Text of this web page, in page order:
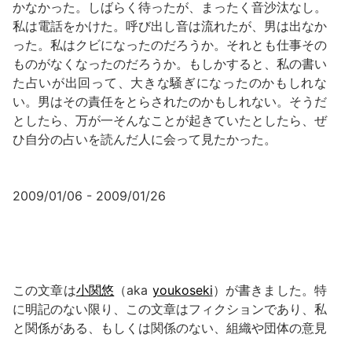
かなかった。しばらく待ったが、まったく音沙汰なし。
私は電話をかけた。呼び出し音は流れたが、男は出なか
った。私はクビになったのだろうか。それとも仕事その
ものがなくなったのだろうか。もしかすると、私の書い
た占いが出回って、大きな騒ぎになったのかもしれな
い。男はその責任をとらされたのかもしれない。そうだ
としたら、万が一そんなことが起きていたとしたら、ぜ
ひ自分の占いを読んだ人に会って見たかった。
2009/01/06 - 2009/01/26
この文章は小関悠 （aka youkoseki）が書きました。特
に明記のない限り、この文章はフィクションであり、私
と関係がある、もしくは関係のない、組織や団体の意見